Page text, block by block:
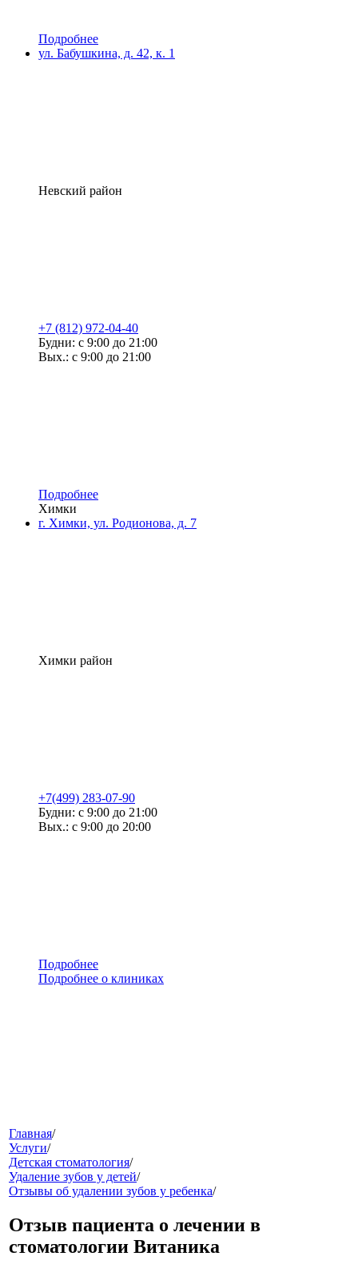
Подробнее
ул. Бабушкина, д. 42, к. 1
Невский район
+7 (812) 972-04-40
Будни: с 9:00 до 21:00
Вых.: с 9:00 до 21:00
Подробнее
Химки
г. Химки, ул. Родионова, д. 7
Химки район
+7(499) 283-07-90
Будни: с 9:00 до 21:00
Вых.: с 9:00 до 20:00
Подробнее
Подробнее о клиниках
меню
Главная/
Услуги/
Детская стоматология/
Удаление зубов у детей/
Отзывы об удалении зубов у ребенка/
Отзыв пациента о лечении в
стоматологии Витаника